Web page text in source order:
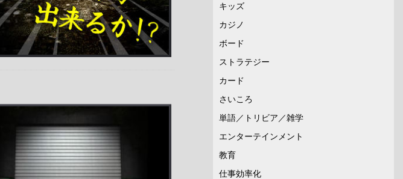
キッズ
カジノ
ボード
ストラテジー
カード
さいころ
単語／トリビア／雑学
エンターテインメント
教育
仕事効率化